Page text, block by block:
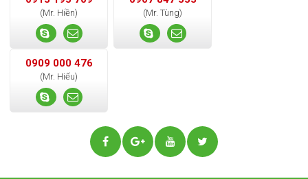
(Mr. Hiền) (Mr. Tùng)
0909 000 476
(Mr. Hiếu)